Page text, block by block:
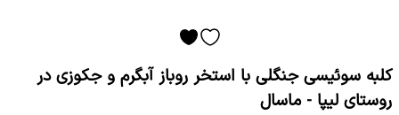
کلبه سوئیسی جنگلی با استخر روباز آبگرم و جکوزی در
روستای لیپا - ماسال